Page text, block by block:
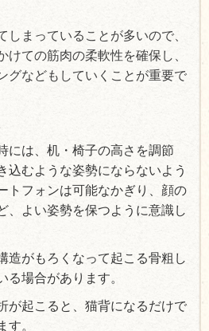
しまっていることが多いので、
けての筋肉の柔軟性を確保し、
グなどもしていくことが重要で
には、机・椅子の高さを調節
込むような姿勢にならないよう
トフォンは可能なかぎり、顔の
、よい姿勢を保つように意識し
造がもろくなって起こる骨粗し
る場合があります。
が起こると、猫背になるだけで
す。